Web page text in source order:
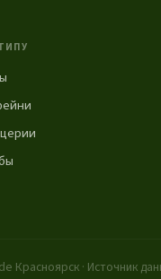
Красноярск · Источник